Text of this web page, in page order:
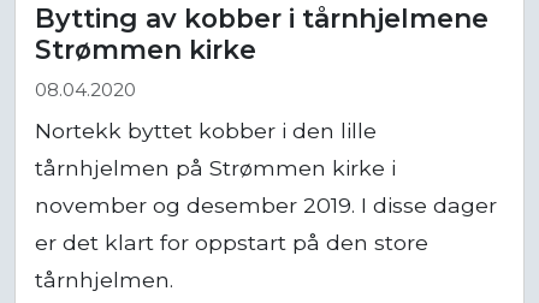
Bytting av kobber i tårnhjelmene
Strømmen kirke
08.04.2020
Nortekk byttet kobber i den lille
tårnhjelmen på Strømmen kirke i
november og desember 2019. I disse dager
er det klart for oppstart på den store
tårnhjelmen.